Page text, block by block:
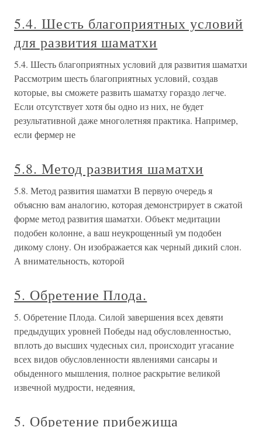
5.4. Шесть благоприятных условий
для развития шаматхи
5.4. Шесть благоприятных условий для развития шаматхи
Рассмотрим шесть благоприятных условий, создав
которые, вы сможете развить шаматху гораздо легче.
Если отсутствует хотя бы одно из них, не будет
результативной даже многолетняя практика. Например,
если фермер не
5.8. Метод развития шаматхи
5.8. Метод развития шаматхи В первую очередь я
объясню вам аналогию, которая демонстрирует в сжатой
форме метод развития шаматхи. Объект медитации
подобен колонне, а ваш неукрощенный ум подобен
дикому слону. Он изображается как черный дикий слон.
А внимательность, которой
5. Обретение Плода.
5. Обретение Плода. Силой завершения всех девяти
предыдущих уровней Победы над обусловленностью,
вплоть до высших чудесных сил, происходит угасание
всех видов обусловленности явлениями сансары и
обыденного мышления, полное раскрытие великой
извечной мудрости, недеяния,
5. Обретение прибежища